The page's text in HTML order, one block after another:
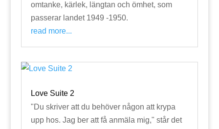
omtanke, kärlek, längtan och ömhet, som
passerar landet 1949 -1950.
read more...
Love Suite 2
"Du skriver att du behöver någon att krypa
upp hos. Jag ber att få anmäla mig," står det